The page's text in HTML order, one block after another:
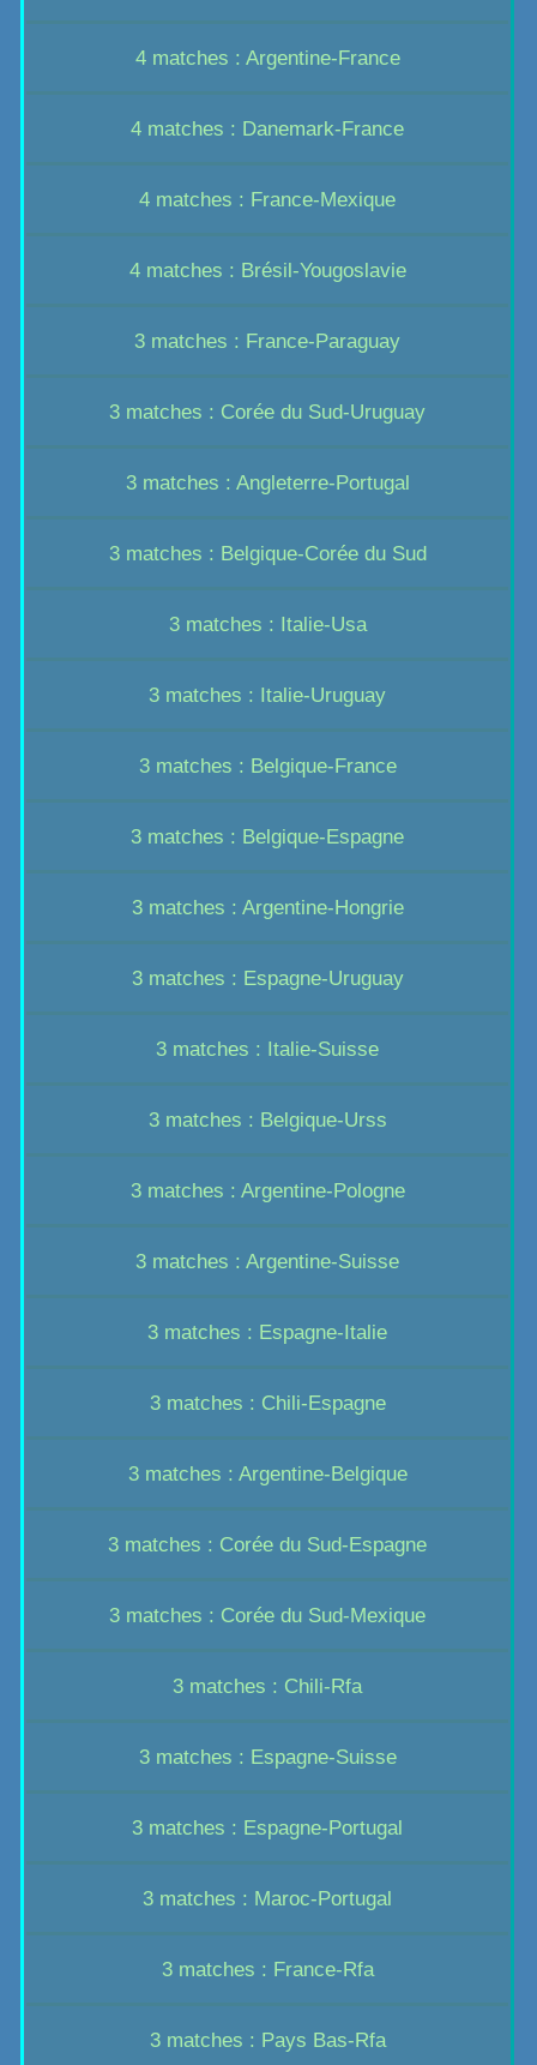
4 matches : Argentine-France
4 matches : Danemark-France
4 matches : France-Mexique
4 matches : Brésil-Yougoslavie
3 matches : France-Paraguay
3 matches : Corée du Sud-Uruguay
3 matches : Angleterre-Portugal
3 matches : Belgique-Corée du Sud
3 matches : Italie-Usa
3 matches : Italie-Uruguay
3 matches : Belgique-France
3 matches : Belgique-Espagne
3 matches : Argentine-Hongrie
3 matches : Espagne-Uruguay
3 matches : Italie-Suisse
3 matches : Belgique-Urss
3 matches : Argentine-Pologne
3 matches : Argentine-Suisse
3 matches : Espagne-Italie
3 matches : Chili-Espagne
3 matches : Argentine-Belgique
3 matches : Corée du Sud-Espagne
3 matches : Corée du Sud-Mexique
3 matches : Chili-Rfa
3 matches : Espagne-Suisse
3 matches : Espagne-Portugal
3 matches : Maroc-Portugal
3 matches : France-Rfa
3 matches : Pays Bas-Rfa